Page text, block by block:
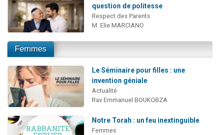
question de politesse
Respect des Parents
M. Elie MARCIANO
Femmes
Le Séminaire pour filles : une
invention géniale
Actualité
Rav Emmanuel BOUKOBZA
Notre Torah : un feu inextinguible
Femmes